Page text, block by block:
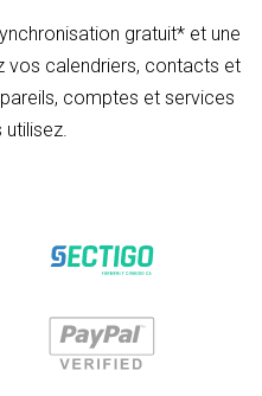
gratuit* et une
vos calendriers, contacts et
comptes et services
utilisez.